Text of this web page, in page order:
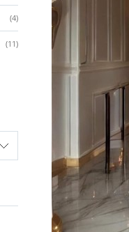
(4)
(11)